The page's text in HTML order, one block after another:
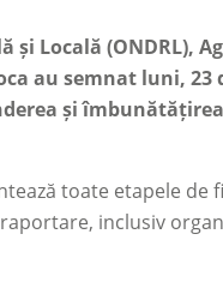
Locală (ONDRL),
au semnat luni, 23
și
toate etapele de
inclusiv